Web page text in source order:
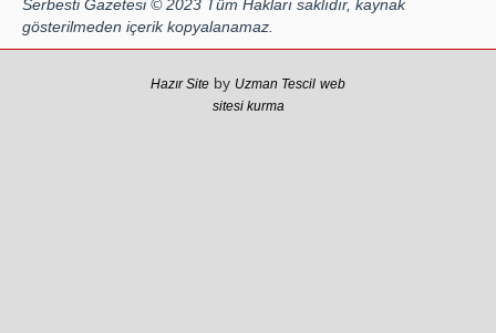
Colani’nin arkasındaki güç
Faruk eş-Şara mı?
“Ölüm Vadisi”: Hürmüz ve
Serbesti Gazetesi © 2023 Tüm Hakları saklıdır, kaynak
gösterilmeden içerik kopyalanamaz.
Hazır Site by Uzman Tescil web
sitesi kurma